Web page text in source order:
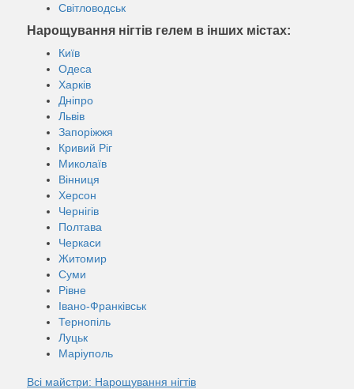
Світловодськ
Нарощування нігтів гелем в інших містах:
Київ
Одеса
Харків
Дніпро
Львів
Запоріжжя
Кривий Ріг
Миколаїв
Вінниця
Херсон
Чернігів
Полтава
Черкаси
Житомир
Суми
Рівне
Івано-Франківськ
Тернопіль
Луцьк
Маріуполь
Всі майстри: Нарощування нігтів